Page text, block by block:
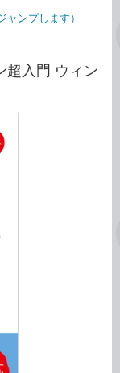
ンプします）
超入門 ウィン